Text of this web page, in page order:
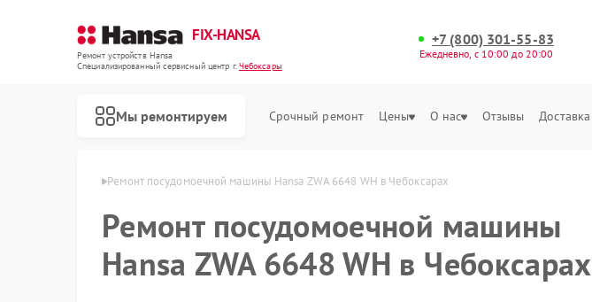
FIX-HANSA
Ремонт устройств Hansa
Специализированный cервисный центр г.Чебоксары
+7 (800) 301-55-83
Ежедневно, с 10:00 до 20:00
Мы ремонтируем Срочный ремонт Цены О нас Отзывы Доставка
в Чебоксарах Ремонт посудомоечной машины Hansa ZWA 6648 WH в Чебоксарах
Ремонт посудомоечной машины
Hansa ZWA 6648 WH в Чебоксарах